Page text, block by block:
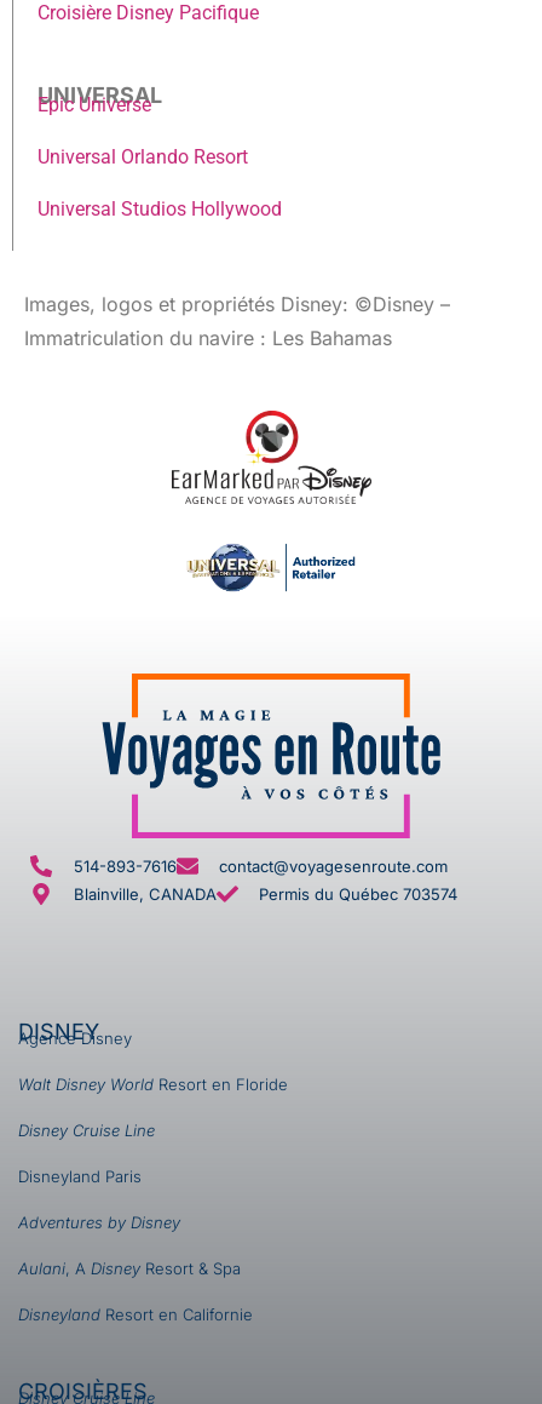
Croisière Disney Pacifique
UNIVERSAL
Epic Universe
Universal Orlando Resort
Universal Studios Hollywood
Images, logos et propriétés Disney: ©Disney –
Immatriculation du navire : Les Bahamas
514-893-7616
contact@voyagesenroute.com
Blainville, CANADA
Permis du Québec 703574
DISNEY
Agence Disney
Walt Disney World Resort en Floride
Disney Cruise Line
Disneyland Paris
Adventures by Disney
Aulani, A Disney Resort & Spa
Disneyland Resort en Californie
CROISIÈRES
Disney Cruise Line